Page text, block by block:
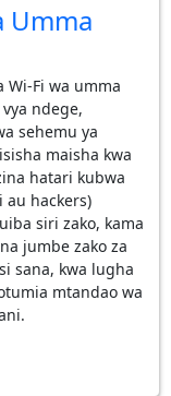
Umma
Wi-Fi wa umma
ndege,
sehemu ya
maisha kwa
hatari kubwa
au hackers)
siri zako, kama
jumbe zako za
sana, kwa lugha
mtandao wa